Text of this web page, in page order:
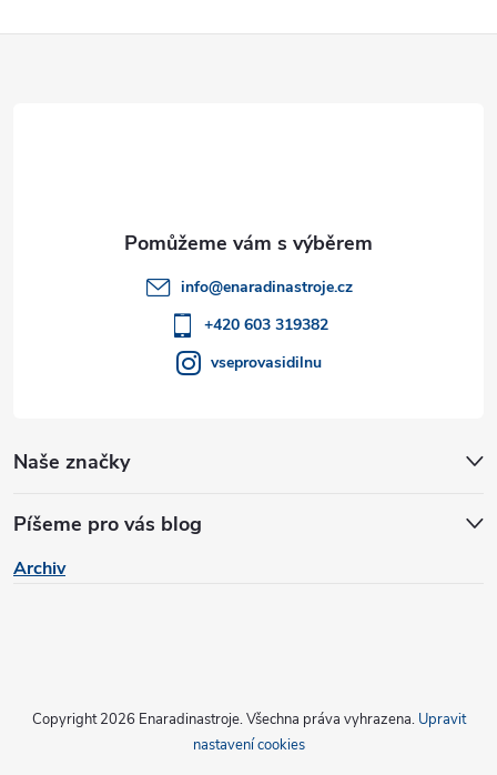
v
Naše značky
Píšeme pro vás blog
Archiv
info@enaradinastroje.cz
+420 603 319382
vseprovasidilnu
Copyright 2026 Enaradinastroje. Všechna práva vyhrazena. Upravit
nastavení cookies